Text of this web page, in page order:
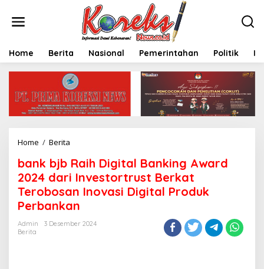
Home Berita Nasional Pemerintahan Politik
Home / Berita
n
k
b
j
b
a
bank bjb Raih Digital Banking Award
2024 dari Investortrust Berkat
Terobosan Inovasi Digital Produk
Perbankan
Admin
3 Desember 2024
Berita